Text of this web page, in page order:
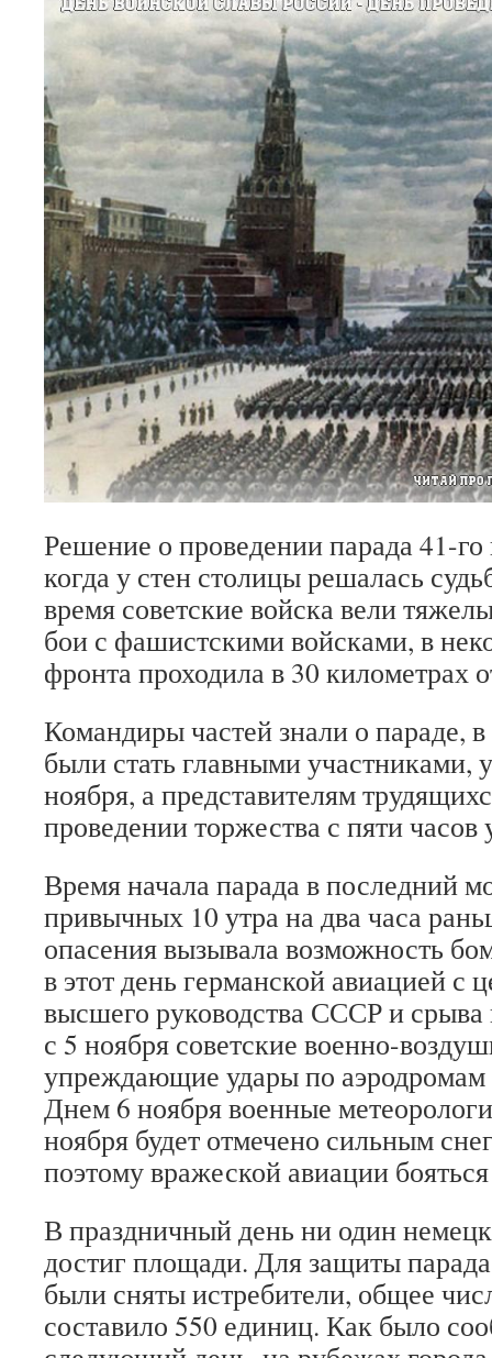
Решение о проведении парада 41-
когда у стен столицы решалась
время советские войска вели
бои с фашистскими войсками, в
фронта проходила в 30 километрах
Командиры частей знали о параде,
были стать главными участниками,
ноября, а представителям
проведении торжества с пяти часов
Время начала парада в последний
привычных 10 утра на два часа
опасения вызывала возможность
в этот день германской авиацией с
высшего руководства СССР и
с 5 ноября советские военно-
упреждающие удары по аэродромам
Днем 6 ноября военные
ноября будет отмечено сильным
поэтому вражеской авиации
В праздничный день ни один
достиг площади. Для защиты
были сняты истребители, общее
составило 550 единиц. Как было